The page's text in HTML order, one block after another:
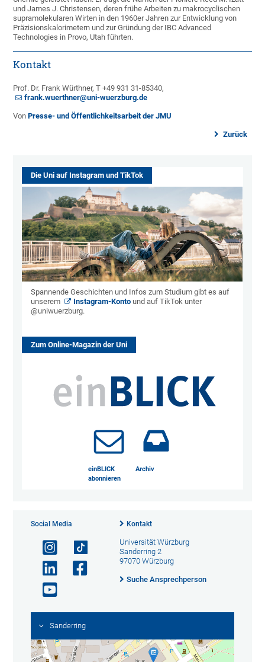
und James J. Christensen, deren frühe Arbeiten zu makrocyclischen
supramolekularen Wirten in den 1960er Jahren zur Entwicklung von
Präzisionskalorimetern und zur Gründung der IBC Advanced
Technologies in Provo, Utah führten.
Kontakt
Prof. Dr. Frank Würthner, T +49 931 31-85340,
frank.wuerthner@uni-wuerzburg.de
VonPresse- und Öffentlichkeitsarbeit der JMU
Zurück
Die Uni auf Instagram und TikTok
Spannende Geschichten und Infos zum Studium gibt es auf
unserem
Instagram-Konto und auf TikTok unter
@uniwuerzburg.
Zum Online-Magazin der Uni
einBLICK
abonnieren
Archiv
Social Media Kontakt
Universität Würzburg
Sanderring 2
97070 Würzburg
Suche Ansprechperson
Sanderring